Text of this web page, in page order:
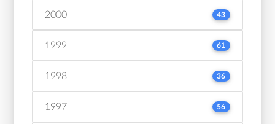
2000 43
1999 61
1998 36
1997 56